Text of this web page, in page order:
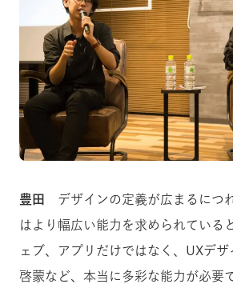
豊田
デザインの定義が広まるにつ
はより幅広い能力を求められている
ェブ、アプリだけではなく、UXデ
啓蒙など、本当に多彩な能力が必要